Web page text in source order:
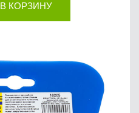
В КОРЗИНУ